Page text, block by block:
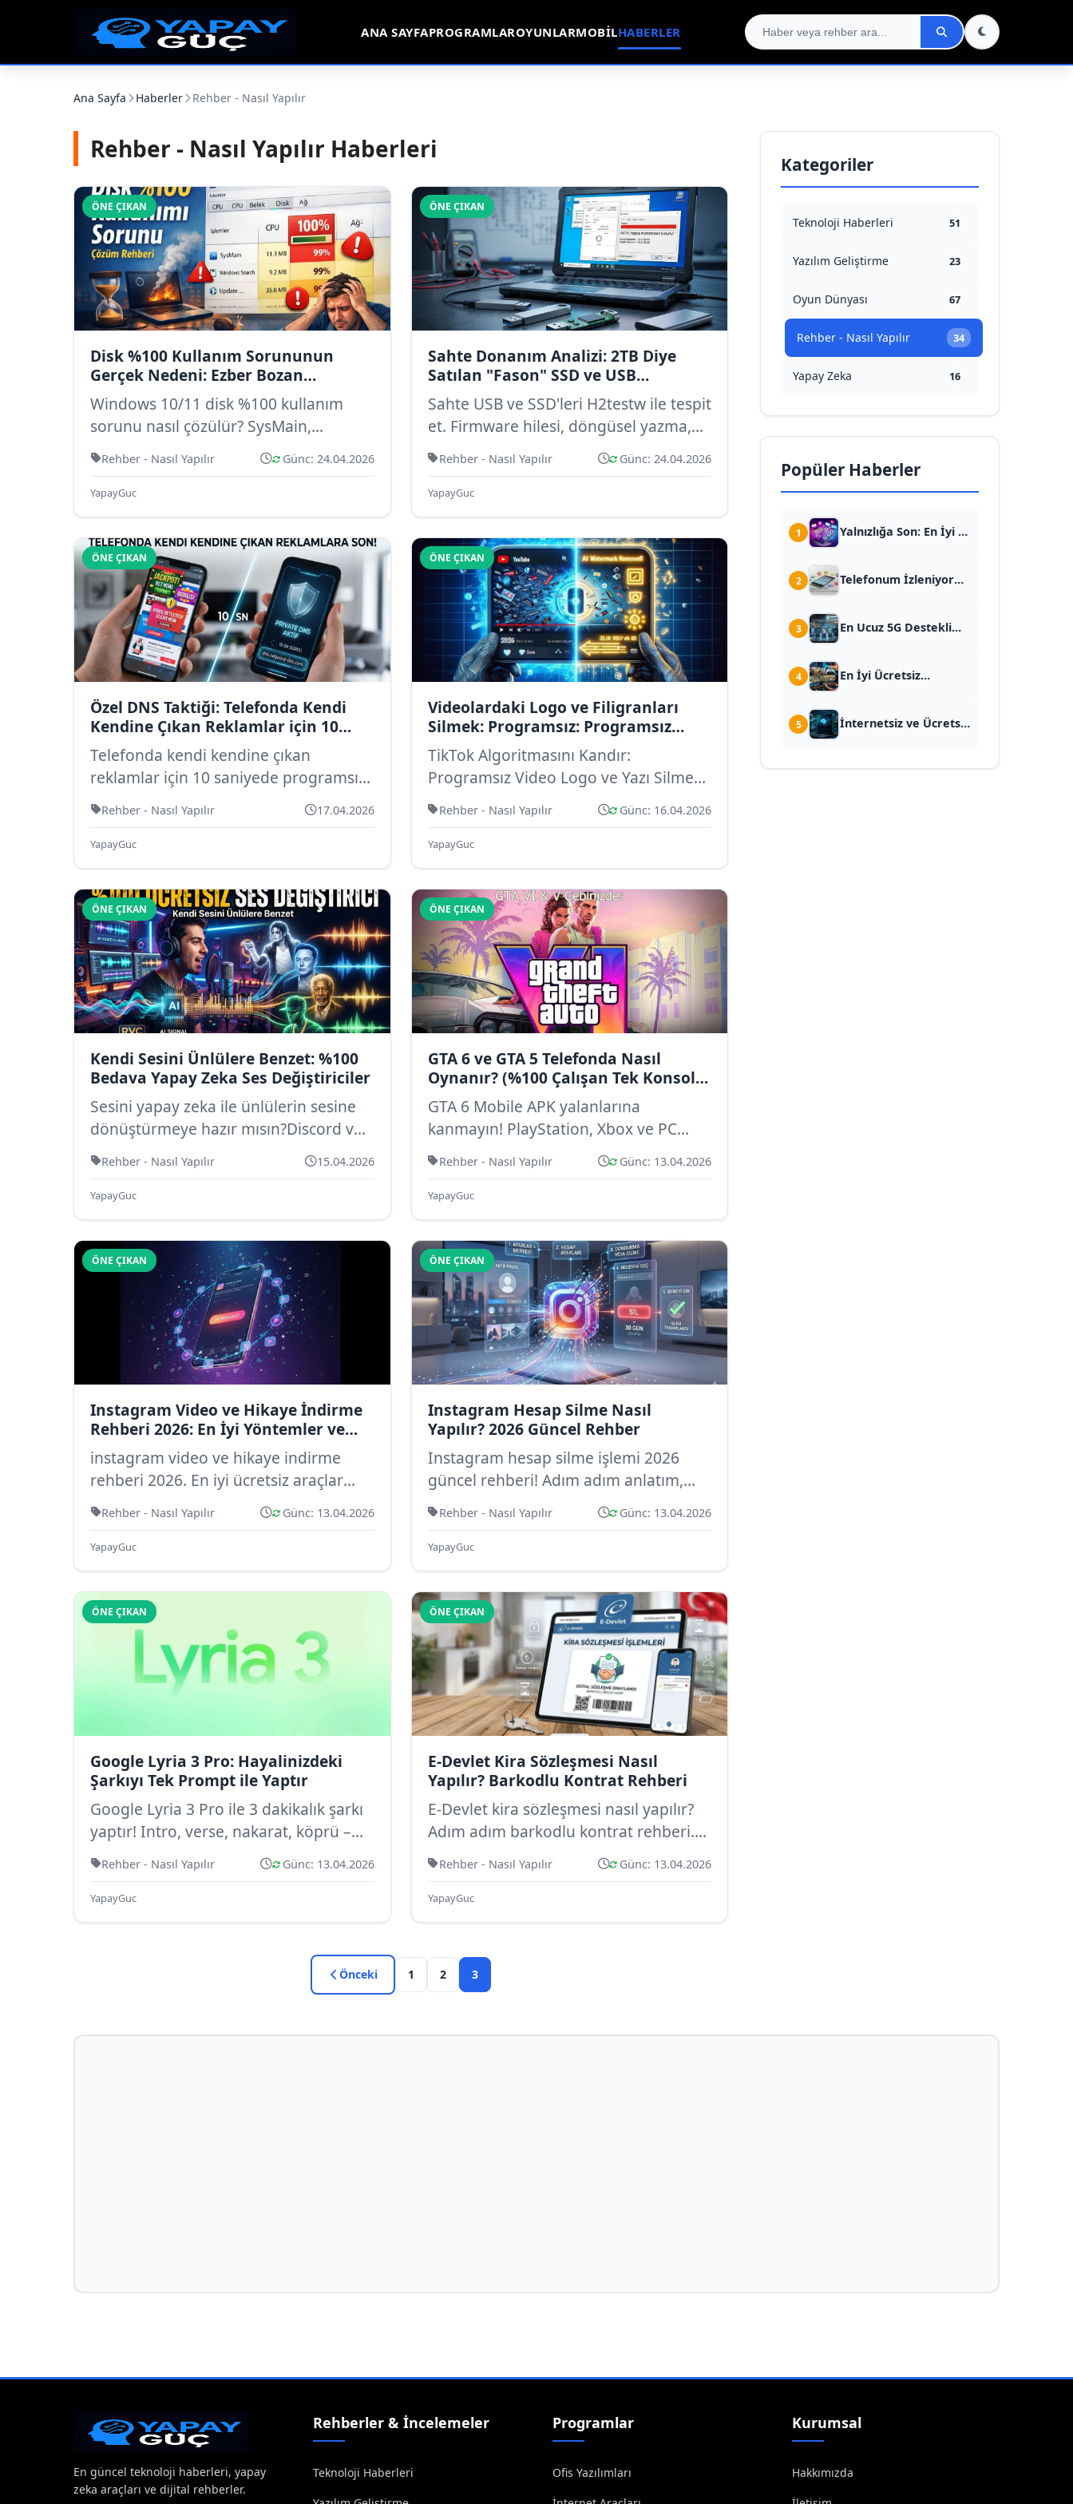
ANA SAYFAPROGRAMLAROYUNLARMOBILHABERLER
Ana Sayfa Haberler Rehber - Nasıl Yapılır
Rehber - Nasıl Yapılır Haberleri
ÖNE ÇIKAN
Disk %100 Kullanım Sorununun
Gerçek Nedeni: Ezber Bozan
Donanım ve Kayıt Defteri Çözümleri
Windows 10/11 disk %100 kullanım
sorunu nasıl çözülür? SysMain,
Windows Search, CHKDSK, virüs
taraması ve disk s...
Rehber - Nasıl Yapılır Günc: 24.04.2026
YapayGuc
ÖNE ÇIKAN
Sahte Donanım Analizi: 2TB Diye
Satılan "Fason" SSD ve USB
Belleklerin Firmware Hilesi Nasıl
Anlaşılır?
Sahte USB ve SSD'leri H2testw ile tespit
et. Firmware hilesi, döngüsel yazma,
ChipGenius analizi. 2TB diye satılan
fa...
Rehber - Nasıl Yapılır Günc: 24.04.2026
YapayGuc
ÖNE ÇIKAN
Özel DNS Taktiği: Telefonda Kendi
Kendine Çıkan Reklamlar için 10
Saniyede Programsız Çözüm
Telefonda kendi kendine çıkan
reklamlar için 10 saniyede programsız
çözüm. Android ve iPhone’da özel DNS
ile r...
Rehber - Nasıl Yapılır 17.04.2026
YapayGuc
ÖNE ÇIKAN
Videolardaki Logo ve Filigranları
Silmek: Programsız: Programsız
Telifsiz, Yapay Zeka Destekli
TikTok Algoritmasını Kandır:
Programsız Video Logo ve Yazı Silme
Taktikleri. Başkasının Videosunu Kendi
Videon Y...
Rehber - Nasıl Yapılır Günc: 16.04.2026
YapayGuc
ÖNE ÇIKAN
Kendi Sesini Ünlülere Benzet: %100
Bedava Yapay Zeka Ses Değiştiriciler
Sesini yapay zeka ile ünlülerin sesine
dönüştürmeye hazır mısın?Discord ve
WhatsApp için en iyi ücretsiz ses ...
Rehber - Nasıl Yapılır 15.04.2026
YapayGuc
ÖNE ÇIKAN
GTA 6 ve GTA 5 Telefonda Nasıl
Oynanır? (%100 Çalışan Tek Konsol
Yöntemi)
GTA 6 Mobile APK yalanlarına
kanmayın! PlayStation, Xbox ve PC
üzerinden GTA V ve VI’yı telefonda
oynamanın gerç...
Rehber - Nasıl Yapılır Günc: 13.04.2026
YapayGuc
ÖNE ÇIKAN
Instagram Video ve Hikaye İndirme
Rehberi 2026: En İyi Yöntemler ve
Araçlar
instagram video ve hikaye indirme
rehberi 2026. En iyi ücretsiz araçlar
(FastDL, SaveFromIns, Blindstory) ile
adım ad...
Rehber - Nasıl Yapılır Günc: 13.04.2026
YapayGuc
ÖNE ÇIKAN
Instagram Hesap Silme Nasıl
Yapılır? 2026 Güncel Rehber
Instagram hesap silme işlemi 2026
güncel rehberi! Adım adım anlatım,
hesap dondurma farkı, veri yedekleme
ve sık ...
Rehber - Nasıl Yapılır Günc: 13.04.2026
YapayGuc
ÖNE ÇIKAN
Google Lyria 3 Pro: Hayalinizdeki
Şarkıyı Tek Prompt ile Yaptır
Google Lyria 3 Pro ile 3 dakikalık şarkı
yaptır! Intro, verse, nakarat, köprü –
hepsine ayrı komut ver. Türkç...
Rehber - Nasıl Yapılır Günc: 13.04.2026
YapayGuc
ÖNE ÇIKAN
E-Devlet Kira Sözleşmesi Nasıl
Yapılır? Barkodlu Kontrat Rehberi
E-Devlet kira sözleşmesi nasıl yapılır?
Adım adım barkodlu kontrat rehberi.
Damga vergisi, iptal, abonelik işlem...
Rehber - Nasıl Yapılır Günc: 13.04.2026
YapayGuc
Önceki 1 2 3
Kategoriler
Teknoloji Haberleri 51
Yazılım Geliştirme 23
Oyun Dünyası 67
Rehber - Nasıl Yapılır 34
Yapay Zeka 16
Popüler Haberler
1
Yalnızlığa Son: En İyi 10
Uygulaması (Dev
2
Telefonum İzleniyor
Yazılım Temizleme
3
En Ucuz 5G Destekli
Canavarları
4
En İyi Ücretsiz
5
İnternetsiz ve Ücretsiz
En güncel teknoloji haberleri, yapay
zeka araçları ve dijital rehberler.
Rehberler & İncelemeler
Teknoloji Haberleri
Programlar
Ofis Yazılımları
Kurumsal
Hakkımızda